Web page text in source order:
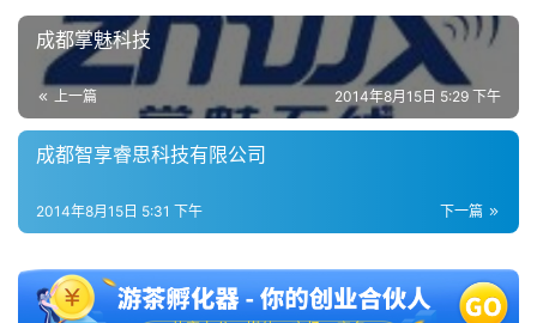
戏
2
十
届
金
成都掌魅科技
上一篇 2014年8月15日 5:29 下午
成都智享睿思科技有限公司
下一篇
2014年8月15日 5:31 下午